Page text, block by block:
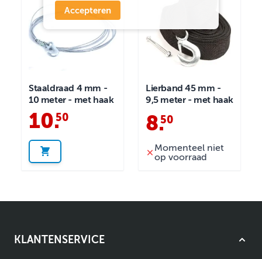
Staaldraad 4 mm -
10 meter - met haak
10.
50
Lierband 45 mm -
9,5 meter - met haak
8.
50
Momenteel niet
op voorraad
KLANTENSERVICE
Accepteren